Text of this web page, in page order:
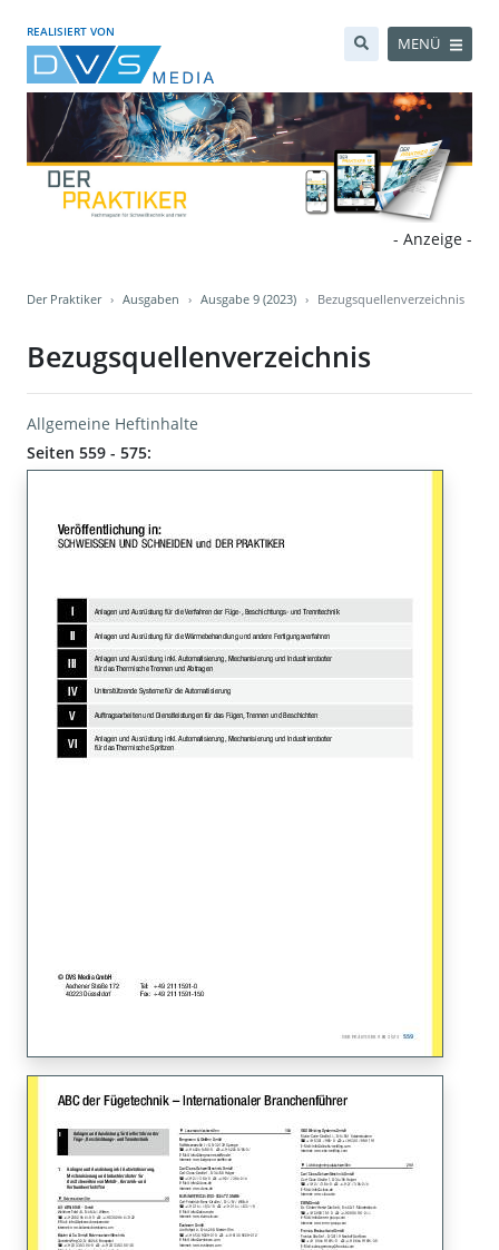
REALISIERT VON
MENÜ
- Anzeige -
Der Praktiker Ausgaben Ausgabe 9 (2023) Bezugsquellenverzeichnis
Bezugsquellenverzeichnis
Allgemeine Heftinhalte
Seiten 559 - 575: